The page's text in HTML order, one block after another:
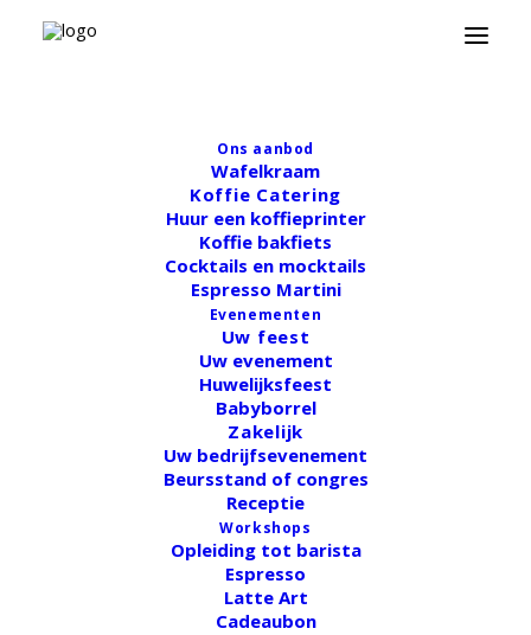
Ons aanbod
Wafelkraam
Koffie Catering
Huur een koffieprinter
Koffie bakfiets
Cocktails en mocktails
Espresso Martini
Evenementen
Uw feest
Uw evenement
Huwelijksfeest
Babyborrel
Zakelijk
Uw bedrijfsevenement
Beursstand of congres
Receptie
Workshops
Opleiding tot barista
Espresso
Latte Art
Cadeaubon
Je winkelwagen is momenteel leeg.
TERUG NAAR WINKEL
Wij aanvaarden